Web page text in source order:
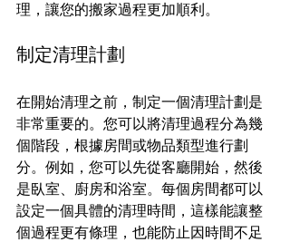
理，讓您的搬家過程更加順利。
制定清理計劃
在開始清理之前，制定一個清理計劃是
非常重要的。您可以將清理過程分為幾
個階段，根據房間或物品類型進行劃
分。例如，您可以先從客廳開始，然後
是臥室、廚房和浴室。每個房間都可以
設定一個具體的清理時間，這樣能讓整
個過程更有條理，也能防止因時間不足